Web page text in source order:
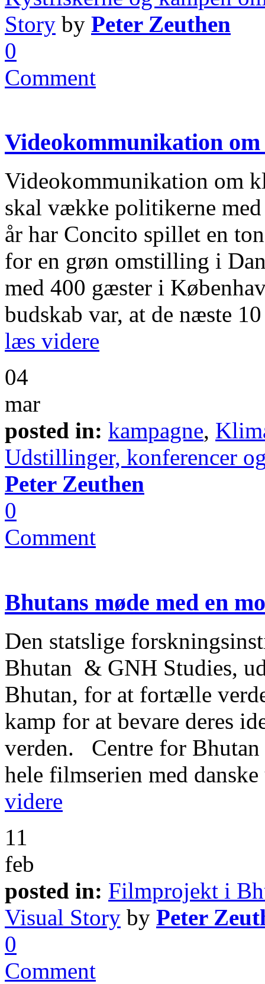
Story by Peter Zeuthen
0
Comment
Videokommunikation
Videokommunikation om
skal vække politikerne
år har Concito spillet en
for en grøn omstilling i
med 400 gæster i
budskab var, at de næste
læs videre
04
mar
posted in: kampagne,
Udstillinger, konferencer
Peter Zeuthen
0
Comment
Bhutans møde med en
Den statslige
Bhutan & GNH Studies,
Bhutan, for at fortælle
kamp for at bevare deres
verden. Centre for
hele filmserien med
videre
11
feb
posted in: Filmprojekt i
Visual Story by Peter
0
Comment